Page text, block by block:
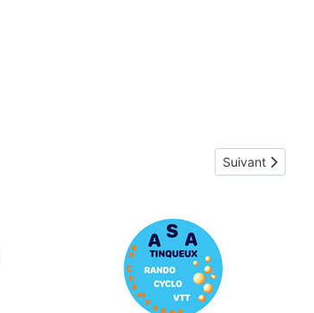
Article suivant
Suivant